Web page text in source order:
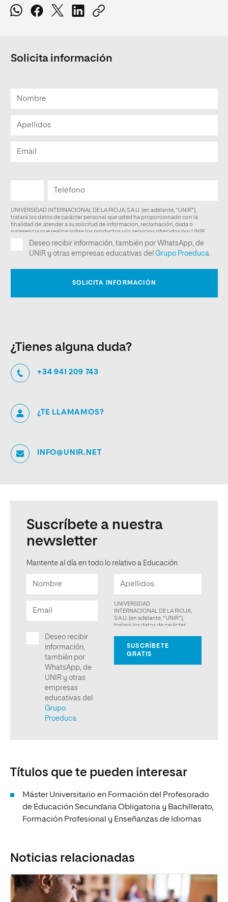
Solicita información
¿Tienes alguna duda?
+34 941 209 743
¿TE LLAMAMOS?
INFO@UNIR.NET
Suscríbete a nuestra
newsletter
Mantente al día en todo lo relativo a Educación
Títulos que te pueden interesar
Máster Universitario en Formación del Profesorado
de Educación Secundaria Obligatoria y Bachillerato,
Formación Profesional y Enseñanzas de Idiomas
Noticias relacionadas